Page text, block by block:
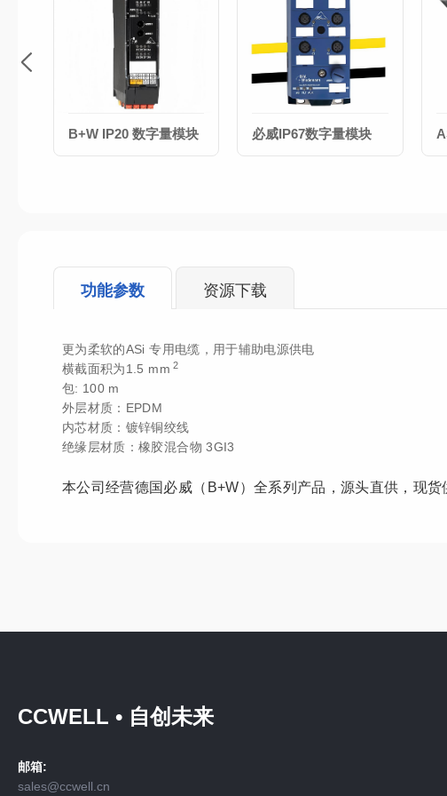
B+W IP20 数字量模块 必威IP67数字量模块
功能参数 资源下载
更为柔软的ASi 专用电缆，用于辅助电源供电
横截面积为1.5 mm 2
包: 100 m
外层材质：EPDM
内芯材质：镀锌铜绞线
绝缘层材质：橡胶混合物 3GI3
本公司经营德国必威（B+W）全系列产品，源头直供，现货
CCWELL • 自创未来
邮箱:
sales@ccwell.cn